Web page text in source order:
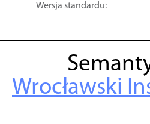
Wersja standardu:
Wrocławski